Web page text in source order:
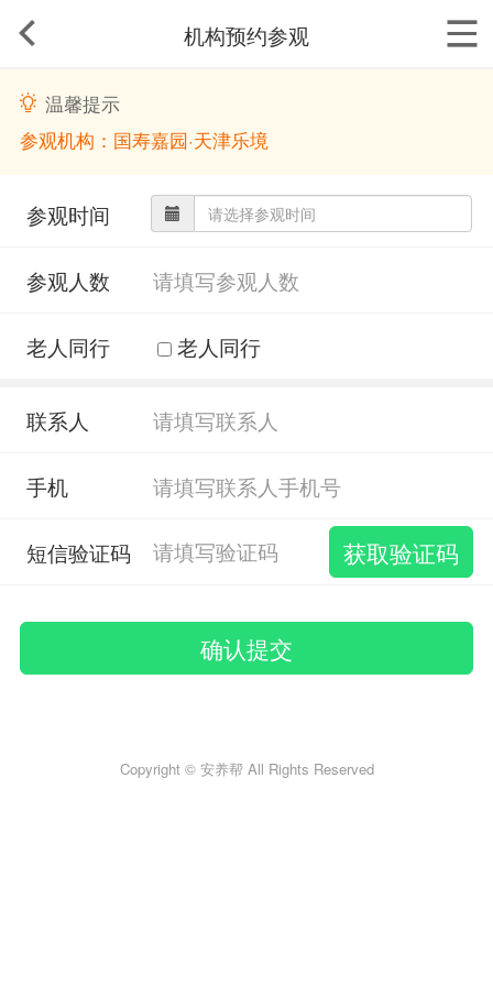
机构预约参观
温馨提示
参观机构：国寿嘉园·天津乐境
参观时间
参观人数
老人同行 老人同行
联系人
手机
短信验证码
确认提交
Copyright © 安养帮 All Rights Reserved